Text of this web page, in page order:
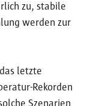
zu, stabile
werden zur
letzte
Rekorden
Szenarien